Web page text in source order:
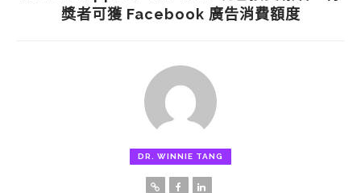
獎者可獲 Facebook 廣告消費額度
DR. WINNIE TANG